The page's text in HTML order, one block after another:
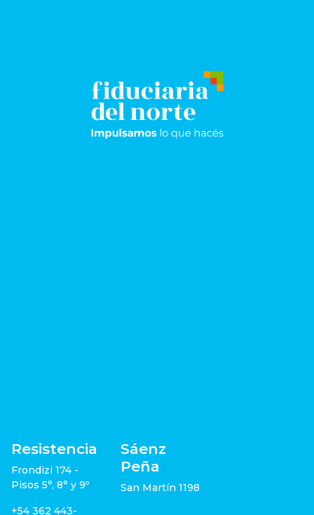
Resistencia
Frondizi 174 -
Pisos 5°, 8° y 9º
+54 362 443-
Sáenz
Peña
San Martín 1198